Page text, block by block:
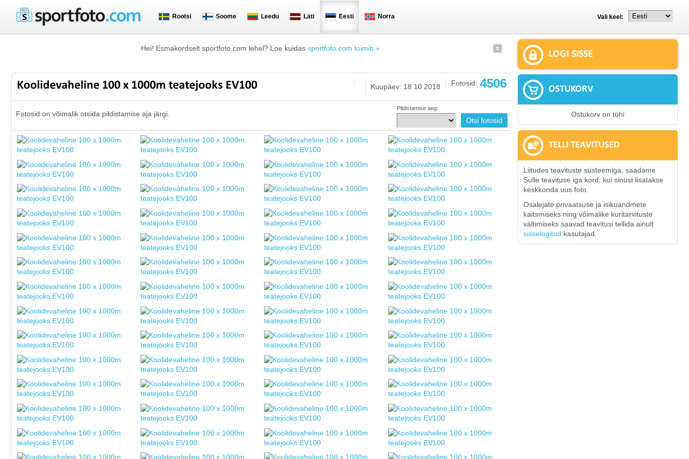
Rootsi Soome Leedu Läti Eesti Norra Vali keel:
Hei! Esmakordselt sportfoto.com lehel? Loe kuidas sportfoto.com toimib »
Koolidevaheline 100 x 1000m teatejooks EV100 Fotosid: 4506
Kuupäev: 18.10.2018
Fotosid on võimalik otsida pildistamise aja järgi.
Pildistamise aeg:
LOGI SISSE
OSTUKORV
Ostukorv on tühi
TELLI TEAVITUSED
Liitudes teavituste süsteemiga, saadame
Sulle teavituse iga kord, kui sinust lisatakse
keskkonda uus foto.
Osalejate privaatsuse ja isikuandmete
kaitsmiseks ning võimalike kuritarvituste
vältimiseks saavad teavitusi tellida ainult
sisselogitud kasutajad.